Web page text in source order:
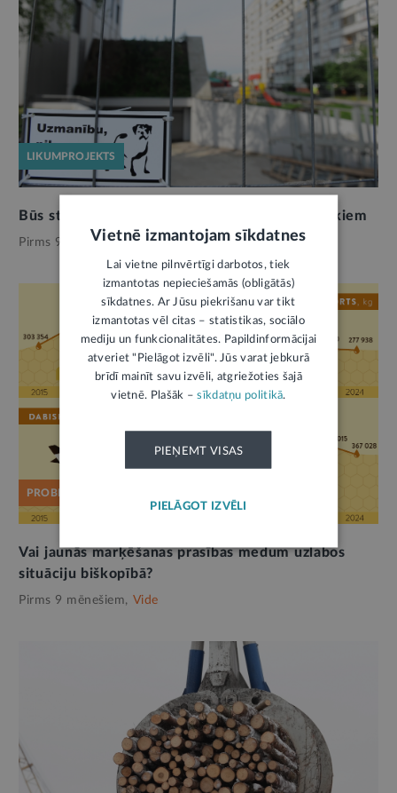
LIKUMPROJEKTS
Būs stingrākas prasības bīstamu suņu saimniekiem
Pirms 9 mēnešiem, Vide
PROBLĒMA
Vai jaunās marķēšanas prasības medum uzlabos
situāciju biškopībā?
Pirms 9 mēnešiem, Vide
Vietnē izmantojam sīkdatnes
Lai vietne pilnvērtīgi darbotos, tiek
izmantotas nepieciešamās (obligātās)
sīkdatnes. Ar Jūsu piekrišanu var tikt
izmantotas vēl citas – statistikas, sociālo
mediju un funkcionalitātes. Papildinformācijai
atveriet "Pielāgot izvēli". Jūs varat jebkurā
brīdī mainīt savu izvēli, atgriežoties šajā
vietnē. Plašāk –sīkdatņu politikā.
PIEŅEMT VISAS
PIELĀGOT IZVĒLI